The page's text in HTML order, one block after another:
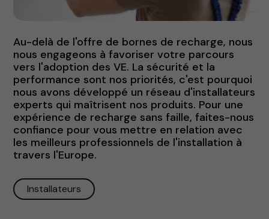
Au-delà de l'offre de bornes de recharge, nous
nous engageons à favoriser votre parcours
vers l'adoption des VE. La sécurité et la
performance sont nos priorités, c'est pourquoi
nous avons développé un réseau d'installateurs
experts qui maîtrisent nos produits. Pour une
expérience de recharge sans faille, faites-nous
confiance pour vous mettre en relation avec
les meilleurs professionnels de l'installation à
travers l'Europe.
Installateurs